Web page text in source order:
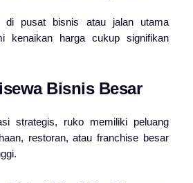
di pusat bisnis atau jalan utama
kenaikan harga cukup signifikan
Bisnis Besar
strategis, ruko memiliki peluang
restoran, atau franchise besar